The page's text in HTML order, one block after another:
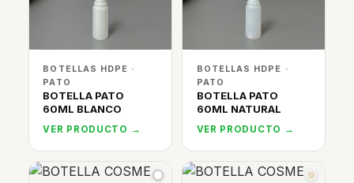
BOTELLAS HDPE ·
PATO
BOTELLA PATO
60ML BLANCO
VER PRODUCTO →
BOTELLAS HDPE ·
PATO
BOTELLA PATO
60ML NATURAL
VER PRODUCTO →